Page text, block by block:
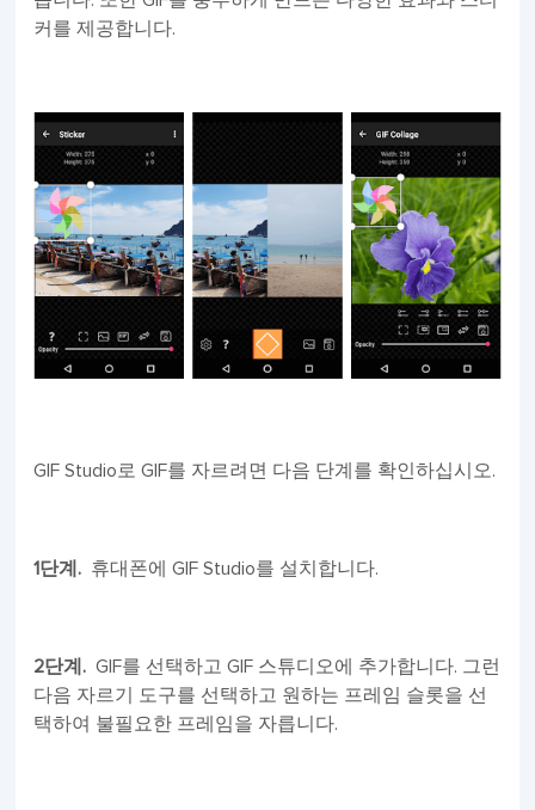
커를 제공합니다.
GIF Studio로 GIF를 자르려면 다음 단계를 확인하십시오.
1단계. 휴대폰에 GIF Studio를 설치합니다.
2단계. GIF를 선택하고 GIF 스튜디오에 추가합니다. 그런
다음 자르기 도구를 선택하고 원하는 프레임 슬롯을 선
택하여 불필요한 프레임을 자릅니다.